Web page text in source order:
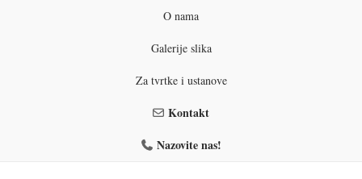
O nama
Galerije slika
Za tvrtke i ustanove
Kontakt
Nazovite nas!